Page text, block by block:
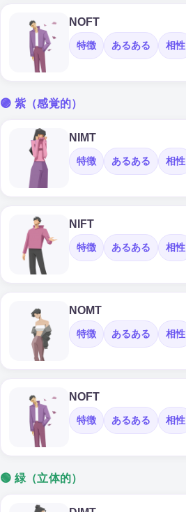
NOFT
特徴 あるある 相性
🟣 紫（感覚的）
NIMT
特徴 あるある 相性
NIFT
特徴 あるある 相性
NOMT
特徴 あるある 相性
NOFT
特徴 あるある 相性
🟢 緑（立体的）